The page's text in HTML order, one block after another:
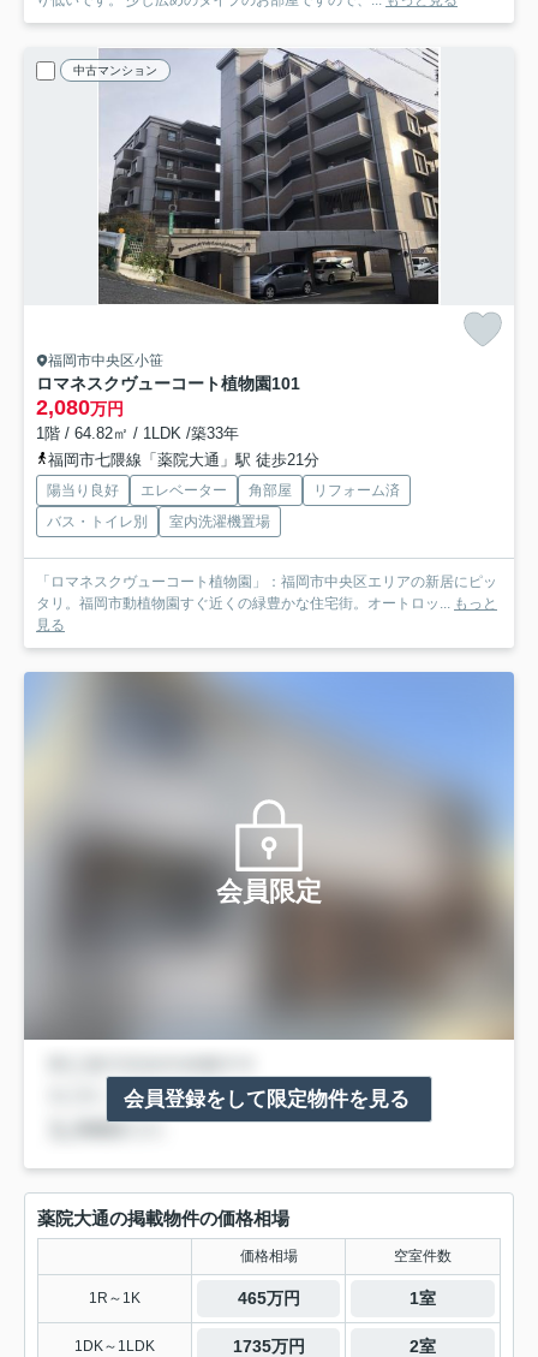
中古マンション
福岡市中央区小笹
ロマネスクヴューコート植物園101
2,080万円
1階 / 64.82㎡ / 1LDK /築33年
福岡市七隈線「薬院大通」駅 徒歩21分
陽当り良好 エレベーター 角部屋
リフォーム済
バス・トイレ別
室内洗濯機置場
「ロマネスクヴューコート植物園」：福岡市中央区エリアの新居にピッ
タリ。福岡市動植物園すぐ近くの緑豊かな住宅街。オートロッ... もっと
見る
会員限定
会員登録をして限定物件を見る
薬院大通の掲載物件の価格相場
価格相場 空室件数
1R～1K 465万円 1室
1DK～1LDK 1735万円 2室